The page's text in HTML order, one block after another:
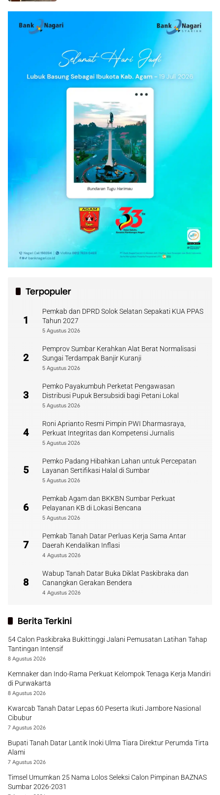
Terpopuler
1
Pemkab dan DPRD Solok Selatan Sepakati KUA PPAS
Tahun 2027
5 Agustus 2026
2
Pemprov Sumbar Kerahkan Alat Berat Normalisasi
Sungai Terdampak Banjir Kuranji
5 Agustus 2026
3
Pemko Payakumbuh Perketat Pengawasan
Distribusi Pupuk Bersubsidi bagi Petani Lokal
5 Agustus 2026
4
Roni Aprianto Resmi Pimpin PWI Dharmasraya,
Perkuat Integritas dan Kompetensi Jurnalis
5 Agustus 2026
5
Pemko Padang Hibahkan Lahan untuk Percepatan
Layanan Sertifikasi Halal di Sumbar
5 Agustus 2026
6
Pemkab Agam dan BKKBN Sumbar Perkuat
Pelayanan KB di Lokasi Bencana
5 Agustus 2026
7
Pemkab Tanah Datar Perluas Kerja Sama Antar
Daerah Kendalikan Inflasi
4 Agustus 2026
8
Wabup Tanah Datar Buka Diklat Paskibraka dan
Canangkan Gerakan Bendera
4 Agustus 2026
Berita Terkini
54 Calon Paskibraka Bukittinggi Jalani Pemusatan Latihan Tahap
Tantingan Intensif
8 Agustus 2026
Kemnaker dan Indo-Rama Perkuat Kelompok Tenaga Kerja Mandiri
di Purwakarta
8 Agustus 2026
Kwarcab Tanah Datar Lepas 60 Peserta Ikuti Jambore Nasional
Cibubur
7 Agustus 2026
Bupati Tanah Datar Lantik Inoki Ulma Tiara Direktur Perumda Tirta
Alami
7 Agustus 2026
Timsel Umumkan 25 Nama Lolos Seleksi Calon Pimpinan BAZNAS
Sumbar 2026-2031